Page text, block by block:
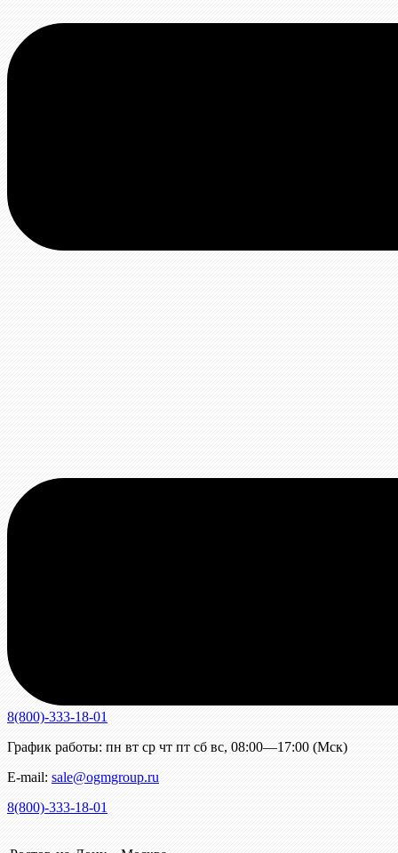
8(800)-333-18-01
График работы: пн вт ср чт пт сб вс, 08:00—17:00 (Мск)
E-mail: sale@ogmgroup.ru
8(800)-333-18-01